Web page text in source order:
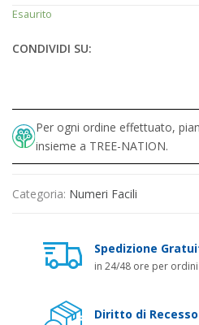
Esaurito
CONDIVIDI SU:
Per ogni ordine effettuato,
insieme a TREE-NATION.
Categoria: Numeri Facili
Spedizione
in 24/48 ore per
Diritto di Recesso